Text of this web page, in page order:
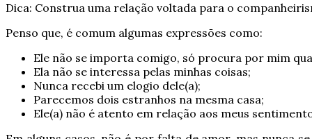
Dica: Construa uma relação voltada para o
Penso que, é comum algumas expressões como:
Ele não se importa comigo, só procura por mim
Ela não se interessa pelas minhas coisas;
Nunca recebi um elogio dele(a);
Parecemos dois estranhos na mesma casa;
Ele(a) não é atento em relação aos meus